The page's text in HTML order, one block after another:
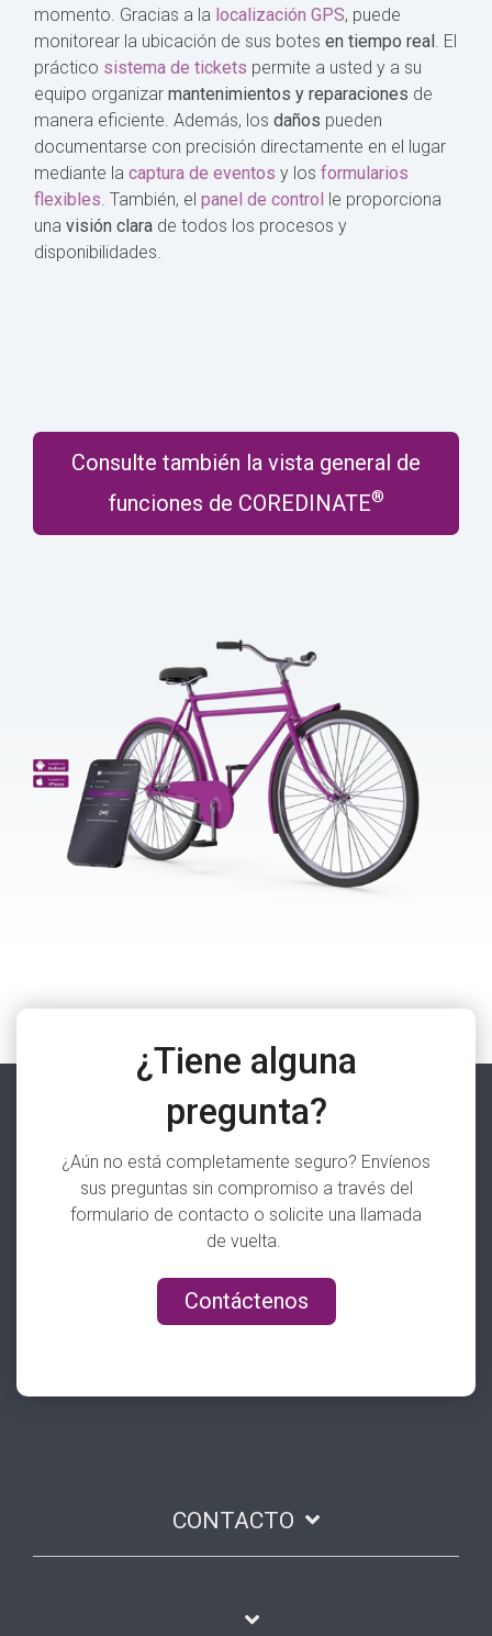
momento. Gracias a la localización GPS, puede
monitorear la ubicación de sus botes en tiempo real. El
práctico sistema de tickets permite a usted y a su
equipo organizar mantenimientos y reparaciones de
manera eficiente. Además, los daños pueden
documentarse con precisión directamente en el lugar
mediante la captura de eventos y los formularios
flexibles. También, el panel de control le proporciona
una visión clarade todos los procesos y
disponibilidades.
Consulte también la vista general de
funciones de COREDINATE®
¿Tiene alguna
pregunta?
¿Aún no está completamente seguro? Envíenos
sus preguntas sin compromiso a través del
formulario de contacto o solicite una llamada
de vuelta.
Contáctenos
CONTACTO